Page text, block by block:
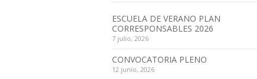
ESCUELA DE VERANO PLAN
CORRESPONSABLES 2026
7 julio, 2026
CONVOCATORIA PLENO
12 junio, 2026